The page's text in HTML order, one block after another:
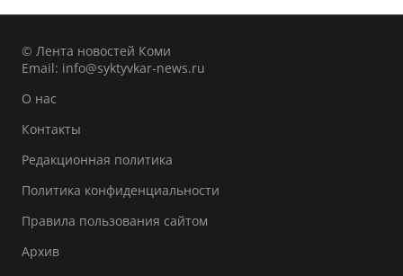
© Лента новостей Коми
Email: info@syktyvkar-news.ru
О нас
Контакты
Редакционная политика
Политика конфиденциальности
Правила пользования сайтом
Архив